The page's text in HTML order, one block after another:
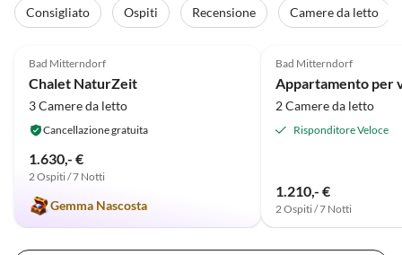
Consigliato Ospiti Recensione Camere da letto
Bad Mitterndorf
Chalet NaturZeit
3 Camere da letto
Cancellazione gratuita
1.630,- €
2 Ospiti / 7 Notti
Gemma Nascosta
Bad Mitterndorf
2 Camere da letto
Risponditore Veloce
1.210,- €
2 Ospiti / 7 Notti